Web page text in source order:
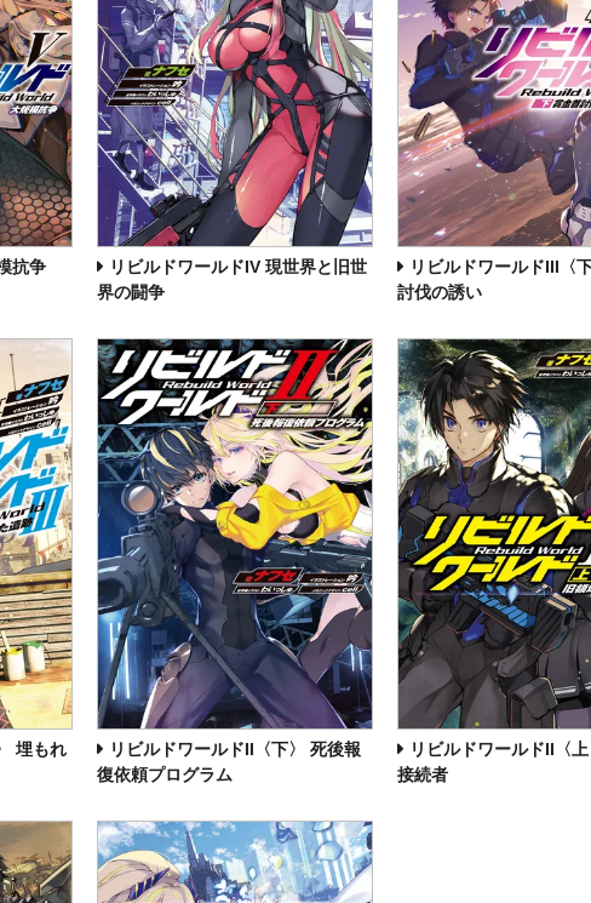
抗争
リビルドワールドIV 現世界と旧世
界の闘争
リビルドワールドIII〈
討伐の誘い
埋もれ
リビルドワールドII〈下〉 死後報
復依頼プログラム
リビルドワールドII〈
接続者